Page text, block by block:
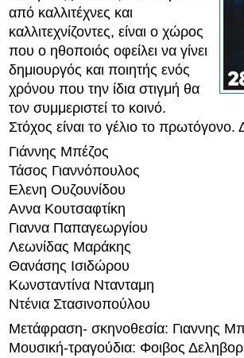
από καλλιτέχνες και
καλλιτεχνίζοντες, είναι ο χώρος
που ο ηθοποιός οφείλει να γίνει
δημιουργός και ποιητής ενός
χρόνου που την ίδια στιγμή θα
τον συμμεριστεί το κοινό.
Στόχος είναι το γέλιο το
Γιάννης Μπέζος
Τάσος Γιαννόπουλος
Ελενη Ουζουνίδου
Αννα Κουτσαφτίκη
Γιαννα Παπαγεωργίου
Λεωνίδας Μαράκης
Θανάσης Ισιδώρου
Κωνσταντίνα Ντανταμη
Ντένια Στασινοπούλου
Μετάφραση- σκηνοθεσία: Γιαννης
Μουσική-τραγούδια: Φοιβος